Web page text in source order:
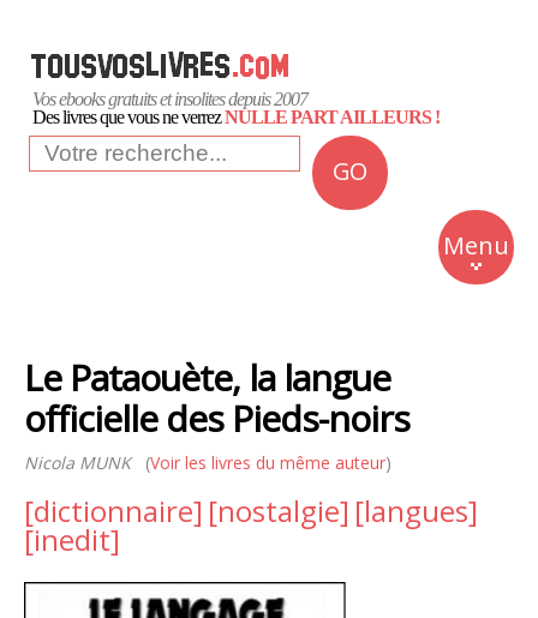
Vos ebooks gratuits et insolites depuis 2007
Des livres que vous ne verrezNULLE PART AILLEURS !
GO
Menu
Insolite
Business
Quotidien
Le Pataouète, la langue
officielle des Pieds-noirs
Nicola MUNK(Voir les livres du même auteur)
[dictionnaire] [nostalgie] [langues]
[inedit]